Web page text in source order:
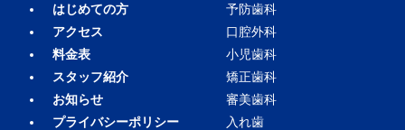
はじめての方
アクセス
料金表
スタッフ紹介
お知らせ
プライバシーポリシー
予防歯科
口腔外科
小児歯科
矯正歯科
審美歯科
入れ歯